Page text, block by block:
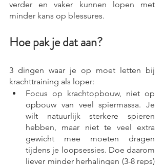
verder en vaker kunnen lopen met
minder kans op blessures.
Hoe pak je dat aan?
3 dingen waar je op moet letten bij
krachttraining als loper:
Focus op krachtopbouw, niet op
opbouw van veel spiermassa. Je
wilt natuurlijk sterkere spieren
hebben, maar niet te veel extra
gewicht mee moeten dragen
tijdens je loopsessies. Doe daarom
liever minder herhalingen (3-8 reps)